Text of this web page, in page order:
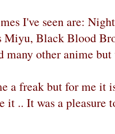
I've seen are:
Miyu, Black Blood
many other anime but
a freak but for me it
it .. It was a pleasure